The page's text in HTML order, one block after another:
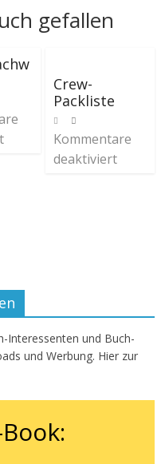
gefallen
Crew-
Packliste
Kommentare
deaktiviert
Interessenten und Buch-
und Werbung. Hier zur